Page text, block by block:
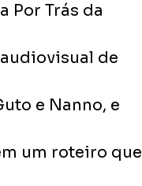
Por Trás da
de
e Nanno, e
um roteiro que